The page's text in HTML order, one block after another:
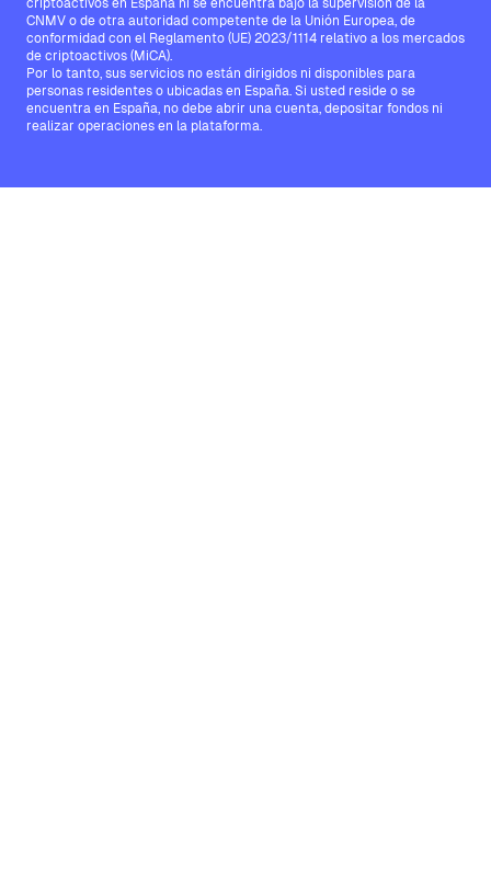
CNMV o de otra autoridad competente de la Unión Europea, de
conformidad con el Reglamento (UE) 2023/1114 relativo a los mercados
de criptoactivos (MiCA).
Por lo tanto, sus servicios no están dirigidos ni disponibles para
personas residentes o ubicadas en España. Si usted reside o se
encuentra en España, no debe abrir una cuenta, depositar fondos ni
realizar operaciones en la plataforma.